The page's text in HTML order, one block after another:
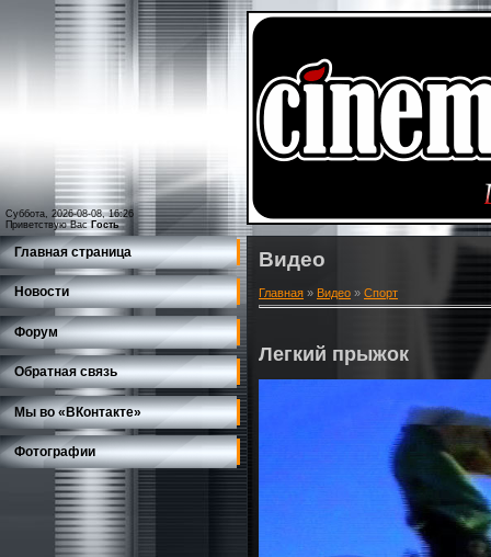
Суббота, 2026-08-08, 16:26
Приветствую Вас Гость
Главная страница
Новости
Форум
Обратная связь
Мы во «ВКонтакте»
Фотографии
Видео
Главная » Видео » Спорт
Легкий прыжок